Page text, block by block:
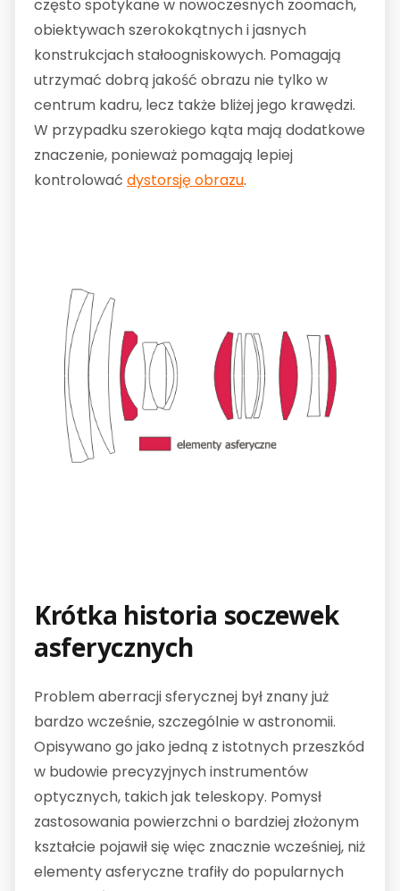
często spotykane w nowoczesnych zoomach,
obiektywach szerokokątnych i jasnych
konstrukcjach stałoogniskowych. Pomagają
utrzymać dobrą jakość obrazu nie tylko w
centrum kadru, lecz także bliżej jego krawędzi.
W przypadku szerokiego kąta mają dodatkowe
znaczenie, ponieważ pomagają lepiej
kontrolować dystorsję obrazu.
Krótka historia soczewek
asferycznych
Problem aberracji sferycznej był znany już
bardzo wcześnie, szczególnie w astronomii.
Opisywano go jako jedną z istotnych przeszkód
w budowie precyzyjnych instrumentów
optycznych, takich jak teleskopy. Pomysł
zastosowania powierzchni o bardziej złożonym
kształcie pojawił się więc znacznie wcześniej, niż
elementy asferyczne trafiły do popularnych